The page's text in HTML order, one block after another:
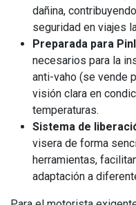
dañina,
seguridad en viajes
Preparada para
necesarios para la
anti-vaho (se vende
visión clara en
temperaturas.
Sistema de
visera de forma
herramientas,
adaptación a